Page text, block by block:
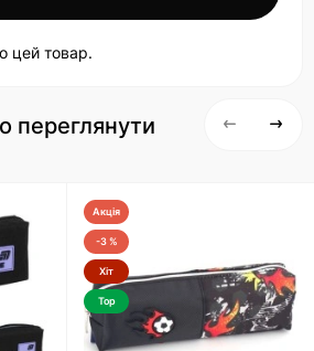
цей товар.
переглянути
Акція
-3 %
Хіт
Top